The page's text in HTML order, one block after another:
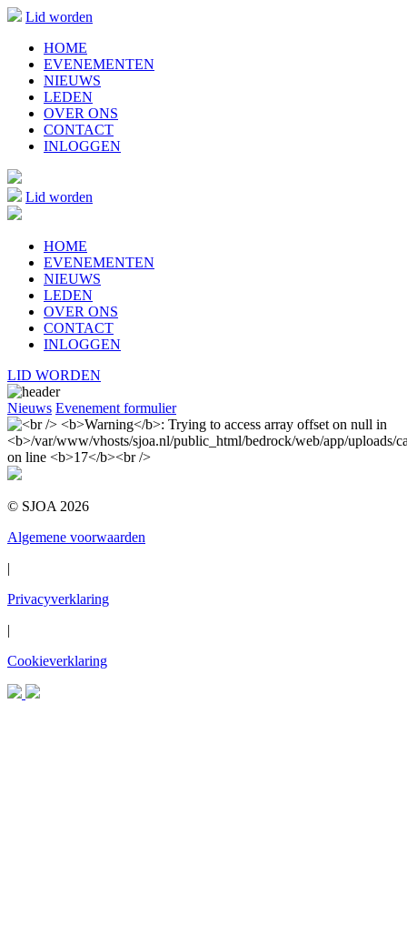
Lid worden
HOME
EVENEMENTEN
NIEUWS
LEDEN
OVER ONS
CONTACT
INLOGGEN
Lid worden
HOME
EVENEMENTEN
NIEUWS
LEDEN
OVER ONS
CONTACT
INLOGGEN
LID WORDEN
Nieuws Evenement formulier
© SJOA 2026
Algemene voorwaarden
|
Privacyverklaring
|
Cookieverklaring